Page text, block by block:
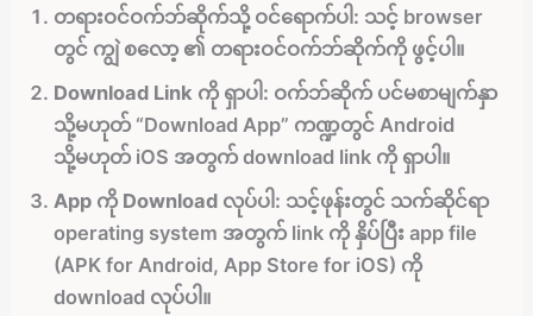
တရားဝင်ဝက်ဘ်ဆိုက်သို့ ဝင်ရောက်ပါ: သင့် browser
တွင် ကျွဲ စလော့ ၏ တရားဝင်ဝက်ဘ်ဆိုက်ကို ဖွင့်ပါ။
Download Link ကို ရှာပါ: ဝက်ဘ်ဆိုက် ပင်မစာမျက်နှာ
သို့မဟုတ် “Download App” ကဏ္ဍတွင် Android
သို့မဟုတ် iOS အတွက် download link ကို ရှာပါ။
App ကို Download လုပ်ပါ: သင့်ဖုန်းတွင် သက်ဆိုင်ရာ
operating system အတွက် link ကို နှိပ်ပြီး app file
(APK for Android, App Store for iOS) ကို
download လုပ်ပါ။